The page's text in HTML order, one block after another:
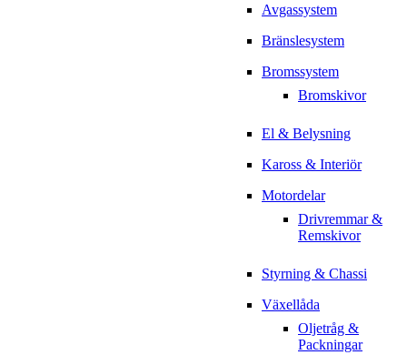
Avgassystem
Bränslesystem
Bromssystem
Bromskivor
El & Belysning
Kaross & Interiör
Motordelar
Drivremmar &
Remskivor
Styrning & Chassi
Växellåda
Oljetråg &
Packningar